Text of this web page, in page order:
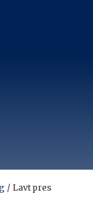
/ Lavt pres